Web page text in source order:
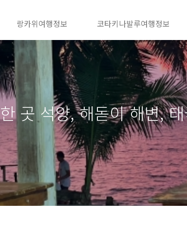
랑카위여행정보 코타키나발루여행정보
곳 석양, 해돋이 해변,